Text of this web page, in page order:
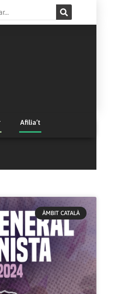
Afilia’t
ÀMBIT CATALÀ